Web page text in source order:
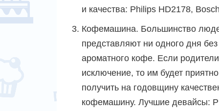
и качества: Philips HD2178,
Кофемашина. Большинство
представляют ни одного дня без
ароматного кофе. Если
исключение, то им будет приятно
получить на годовщину
кофемашину. Лучшие девайсы: